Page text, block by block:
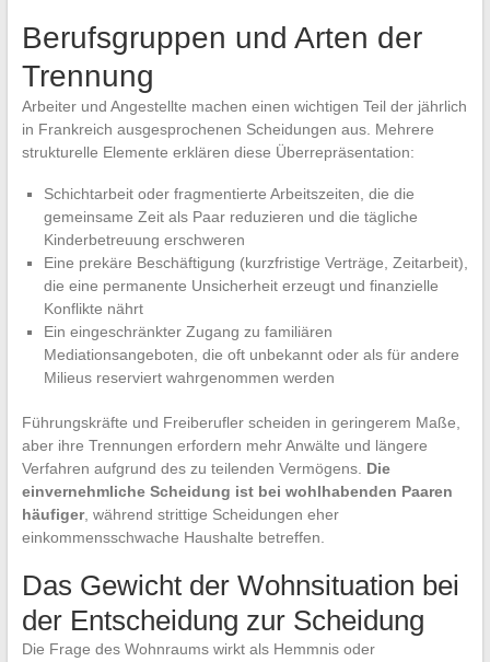
Berufsgruppen und Arten der
Trennung
Arbeiter und Angestellte machen einen wichtigen Teil der jährlich
in Frankreich ausgesprochenen Scheidungen aus. Mehrere
strukturelle Elemente erklären diese Überrepräsentation:
Schichtarbeit oder fragmentierte Arbeitszeiten, die die
gemeinsame Zeit als Paar reduzieren und die tägliche
Kinderbetreuung erschweren
Eine prekäre Beschäftigung (kurzfristige Verträge, Zeitarbeit),
die eine permanente Unsicherheit erzeugt und finanzielle
Konflikte nährt
Ein eingeschränkter Zugang zu familiären
Mediationsangeboten, die oft unbekannt oder als für andere
Milieus reserviert wahrgenommen werden
Führungskräfte und Freiberufler scheiden in geringerem Maße,
aber ihre Trennungen erfordern mehr Anwälte und längere
Verfahren aufgrund des zu teilenden Vermögens. Die
einvernehmliche Scheidung ist bei wohlhabenden Paaren
häufiger, während strittige Scheidungen eher
einkommensschwache Haushalte betreffen.
Das Gewicht der Wohnsituation bei
der Entscheidung zur Scheidung
Die Frage des Wohnraums wirkt als Hemmnis oder